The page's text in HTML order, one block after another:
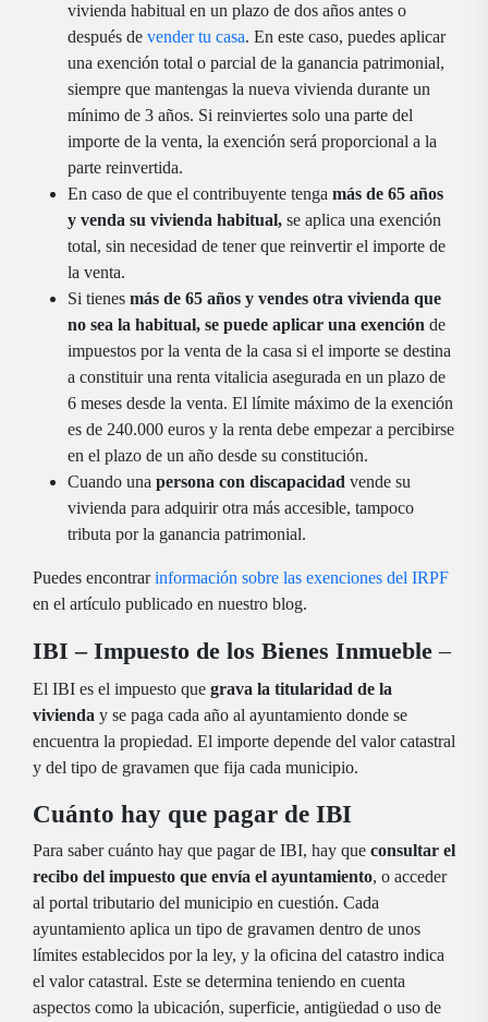
vivienda habitual en un plazo de dos años antes o
después de vender tu casa. En este caso, puedes aplicar
una exención total o parcial de la ganancia patrimonial,
siempre que mantengas la nueva vivienda durante un
mínimo de 3 años. Si reinviertes solo una parte del
importe de la venta, la exención será proporcional a la
parte reinvertida.
En caso de que el contribuyente tenga más de 65 años
y venda su vivienda habitual, se aplica una exención
total, sin necesidad de tener que reinvertir el importe de
la venta.
Si tienes más de 65 años y vendes otra vivienda que
no sea la habitual, se puede aplicar una exención de
impuestos por la venta de la casa si el importe se destina
a constituir una renta vitalicia asegurada en un plazo de
6 meses desde la venta. El límite máximo de la exención
es de 240.000 euros y la renta debe empezar a percibirse
en el plazo de un año desde su constitución.
Cuando una persona con discapacidad vende su
vivienda para adquirir otra más accesible, tampoco
tributa por la ganancia patrimonial.
Puedes encontrarinformación sobre las exenciones del IRPF
en el artículo publicado en nuestro blog.
IBI – Impuesto de los Bienes Inmueble –
El IBI es el impuesto que grava la titularidad de la
vivienda y se paga cada año al ayuntamiento donde se
encuentra la propiedad. El importe depende del valor catastral
y del tipo de gravamen que fija cada municipio.
Cuánto hay que pagar de IBI
Para saber cuánto hay que pagar de IBI, hay que consultar el
recibo del impuesto que envía el ayuntamiento, o acceder
al portal tributario del municipio en cuestión. Cada
ayuntamiento aplica un tipo de gravamen dentro de unos
límites establecidos por la ley, y la oficina del catastro indica
el valor catastral. Este se determina teniendo en cuenta
aspectos como la ubicación, superficie, antigüedad o uso de